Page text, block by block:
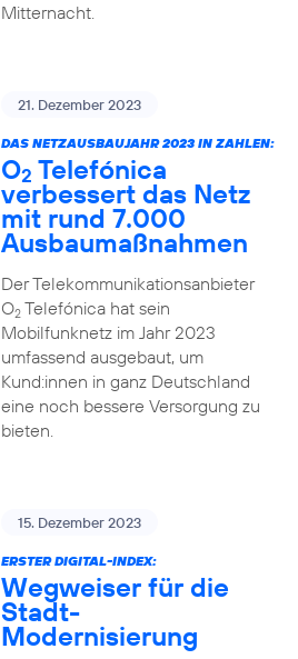
Mitternacht.
21. Dezember 2023
DAS NETZAUSBAUJAHR 2023 IN ZAHLEN:
O2 Telefónica
verbessert das Netz
mit rund 7.000
Ausbaumaßnahmen
Der Telekommunikationsanbieter
O2Telefónica hat sein
Mobilfunknetz im Jahr 2023
umfassend ausgebaut, um
Kund:innen in ganz Deutschland
eine noch bessere Versorgung zu
bieten.
15. Dezember 2023
ERSTER DIGITAL-INDEX:
Wegweiser für die
Stadt-
Modernisierung